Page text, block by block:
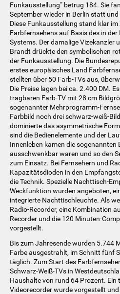
Funkausstellung“ betrug 184. Sie
September wieder in Berlin statt
Diese Funkausstellung stand klar
Farbfernsehens auf Basis des in der
Systems. Der damalige Vizekanzler
Brandt drückte den symbolischen
der Funkausstellung. Die
erstes europäisches Land
stellten über 50 Farb-TVs aus,
Die Preise lagen bei ca. 2.400 DM.
tragbaren Farb-TV mit 28 cm
sogenannter Mehrprogramm-
Farbbild noch drei schwarz-weiß-
dominierte das asymmetrische
sind die Bedienelemente und der
Innenleben kamen die sogenannten
ausschwenkbar waren und so den
zum Einsatz. Bei Fernsehern und
Kapazitätsdioden in den
die Technik. Spezielle Nachttisch-
Weckfunktion wurden angeboten,
integrierte Nachttischleuchte. Als
Radio-Recorder, eine Kombination
Recorder und die 120 Minuten-
vorgestellt.
Bis zum Jahresende wurden 5.744
Farbe ausgestrahlt, im Schnitt fünf
täglich. Zum Start des
Schwarz-Weiß-TVs in
Haushalte von rund 64 Prozent. Ein
Videorecorder wurde vorgestellt